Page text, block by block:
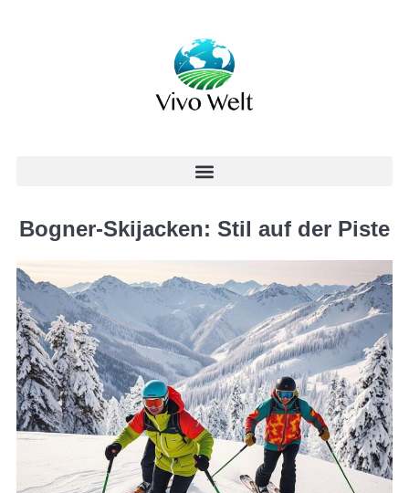
Bogner-Skijacken: Stil auf der Piste